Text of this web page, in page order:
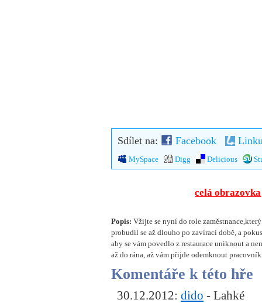
Sdílet na: Facebook
MySpace Digg Delicious
celá obrazovka
Popis: Vžijte se nyní do role
probudil se až dlouho po zavírací době, a
aby se vám povedlo z restaurace uniknout a
až do rána, až vám přijde odemknout
Komentáře k této
30.12.2012: dido - Lahké